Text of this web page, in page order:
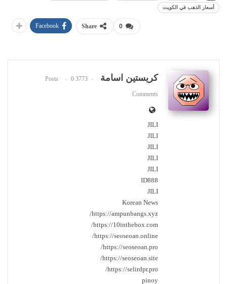
أسعار الذهب في الكويت
0
Share
Facebook
كريستين اسامة 3773 Posts
0
Comments
JILI
JILI
JILI
JILI
JILI
ID888
JILI
Korean News
https://ampunbangs.xyz/
https://10inthebox.com/
https://seoseoan.online/
https://seoseoan.pro/
https://seoseoan.site/
https://selirdpr.pro/
pinoy